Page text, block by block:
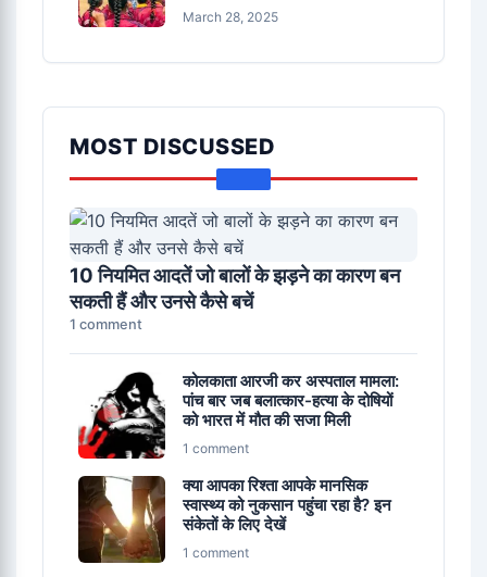
March 28, 2025
MOST DISCUSSED
10 नियमित आदतें जो बालों के झड़ने का कारण बन
सकती हैं और उनसे कैसे बचें
1 comment
कोलकाता आरजी कर अस्पताल मामला:
पांच बार जब बलात्कार-हत्या के दोषियों
को भारत में मौत की सजा मिली
1 comment
क्या आपका रिश्ता आपके मानसिक
स्वास्थ्य को नुकसान पहुंचा रहा है? इन
संकेतों के लिए देखें
1 comment